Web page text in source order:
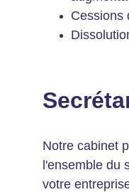
Cessions
Notre cabinet
l'ensemble du
votre